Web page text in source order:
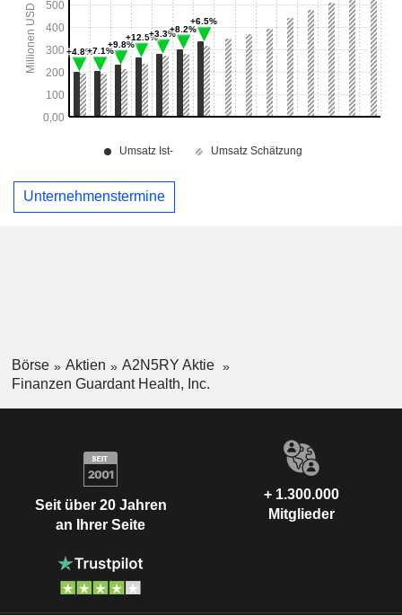
Unternehmenstermine
Börse Aktien
A2N5RY Aktie
Finanzen Guardant Health, Inc.
Seit über 20 Jahren
an Ihrer Seite
+ 1.300.000
Mitglieder